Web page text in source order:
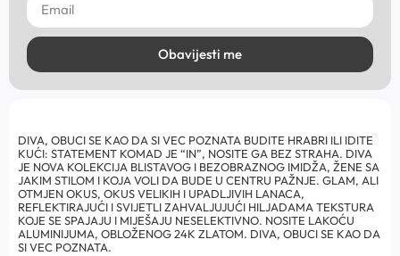
Obavijesti me
DIVA, OBUCI SE KAO DA SI VEC POZNATA BUDITE HRABRI ILI IDITE
KUĆI: STATEMENT KOMAD JE “IN”, NOSITE GA BEZ STRAHA. DIVA
JE NOVA KOLEKCIJA BLISTAVOG I BEZOBRAZNOG IMIDŽA, ŽENE SA
JAKIM STILOM I KOJA VOLI DA BUDE U CENTRU PAŽNJE. GLAM, ALI
OTMJEN OKUS, OKUS VELIKIH I UPADLJIVIH LANACA,
REFLEKTIRAJUĆI I SVIJETLI ZAHVALJUJUĆI HILJADAMA TEKSTURA
KOJE SE SPAJAJU I MIJEŠAJU NESELEKTIVNO. NOSITE LAKOĆU
ALUMINIJUMA, OBLOŽENOG 24K ZLATOM. DIVA, OBUCI SE KAO DA
SI VEC POZNATA.